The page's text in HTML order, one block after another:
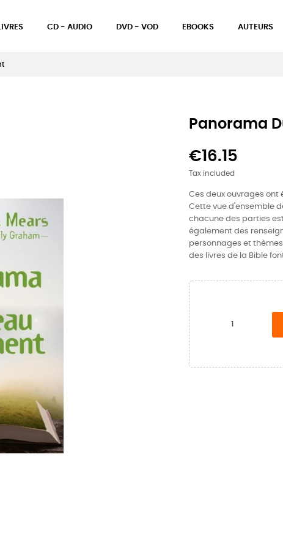
CD - AUDIO DVD - VOD EBOOKS AUTEURS
Panorama
€16.15
Tax included
Ces deux ouvrages ont
Cette vue d'ensemble
chacune des parties
également des
personnages et
des livres de la Bible